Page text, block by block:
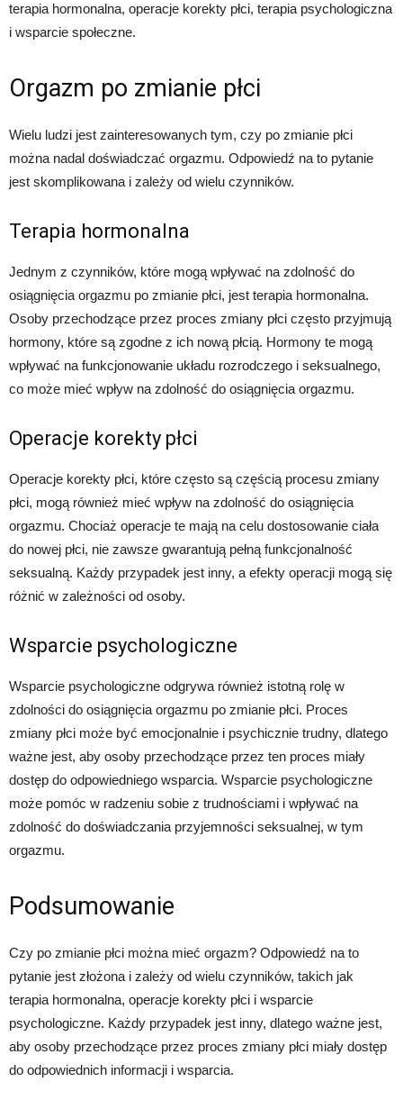
terapia hormonalna, operacje korekty płci, terapia psychologiczna
i wsparcie społeczne.
Orgazm po zmianie płci
Wielu ludzi jest zainteresowanych tym, czy po zmianie płci
można nadal doświadczać orgazmu. Odpowiedź na to pytanie
jest skomplikowana i zależy od wielu czynników.
Terapia hormonalna
Jednym z czynników, które mogą wpływać na zdolność do
osiągnięcia orgazmu po zmianie płci, jest terapia hormonalna.
Osoby przechodzące przez proces zmiany płci często przyjmują
hormony, które są zgodne z ich nową płcią. Hormony te mogą
wpływać na funkcjonowanie układu rozrodczego i seksualnego,
co może mieć wpływ na zdolność do osiągnięcia orgazmu.
Operacje korekty płci
Operacje korekty płci, które często są częścią procesu zmiany
płci, mogą również mieć wpływ na zdolność do osiągnięcia
orgazmu. Chociaż operacje te mają na celu dostosowanie ciała
do nowej płci, nie zawsze gwarantują pełną funkcjonalność
seksualną. Każdy przypadek jest inny, a efekty operacji mogą się
różnić w zależności od osoby.
Wsparcie psychologiczne
Wsparcie psychologiczne odgrywa również istotną rolę w
zdolności do osiągnięcia orgazmu po zmianie płci. Proces
zmiany płci może być emocjonalnie i psychicznie trudny, dlatego
ważne jest, aby osoby przechodzące przez ten proces miały
dostęp do odpowiedniego wsparcia. Wsparcie psychologiczne
może pomóc w radzeniu sobie z trudnościami i wpływać na
zdolność do doświadczania przyjemności seksualnej, w tym
orgazmu.
Podsumowanie
Czy po zmianie płci można mieć orgazm? Odpowiedź na to
pytanie jest złożona i zależy od wielu czynników, takich jak
terapia hormonalna, operacje korekty płci i wsparcie
psychologiczne. Każdy przypadek jest inny, dlatego ważne jest,
aby osoby przechodzące przez proces zmiany płci miały dostęp
do odpowiednich informacji i wsparcia.